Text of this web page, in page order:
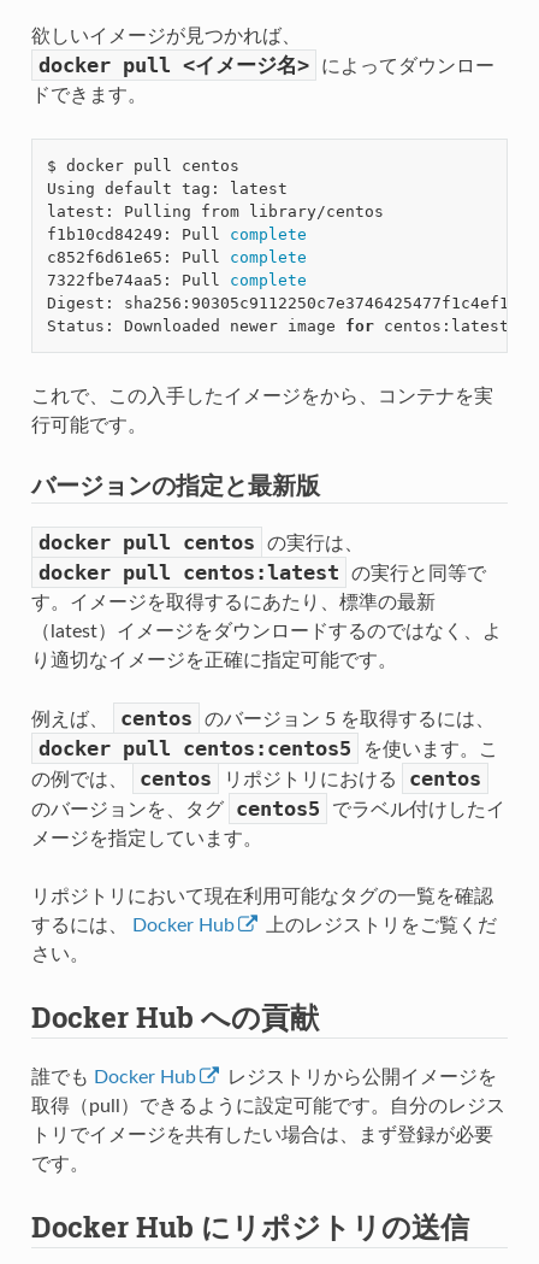
欲しいイメージが見つかれば、
docker pull <イメージ名>
によってダウンロー
ドできます。
$ docker pull centos
Using default tag: latest
latest: Pulling from library/centos
f1b10cd84249: Pull complete
c852f6d61e65: Pull complete
7322fbe74aa5: Pull complete
Digest:
Status: Downloaded newer image for
これで、この入手したイメージをから、コンテナを実
行可能です。
バージョンの指定と最新版
docker pull centos の実行は、
docker pull centos:latest
の実行と同等で
す。イメージを取得するにあたり、標準の最新
（latest）イメージをダウンロードするのではなく、よ
り適切なイメージを正確に指定可能です。
例えば、 centos のバージョン 5 を取得するには、
docker pull centos:centos5
を使います。こ
の例では、
centos リポジトリにおける centos
のバージョンを、タグ centos5
でラベル付けしたイ
メージを指定しています。
リポジトリにおいて現在利用可能なタグの一覧を確認
するには、
Docker Hub
上のレジストリをご覧くだ
さい。
Docker Hub への貢献
誰でも Docker Hub
レジストリから公開イメージを
取得（pull）できるように設定可能です。自分のレジス
トリでイメージを共有したい場合は、まず登録が必要
です。
Docker Hub にリポジトリの送信